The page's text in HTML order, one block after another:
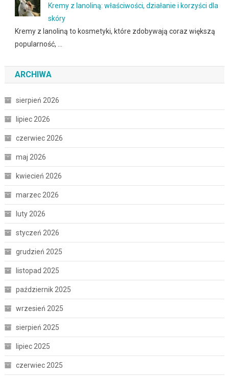
Kremy z lanoliną: właściwości, działanie i korzyści dla
skóry
Kremy z lanoliną to kosmetyki, które zdobywają coraz większą
popularność, …
ARCHIWA
sierpień 2026
lipiec 2026
czerwiec 2026
maj 2026
kwiecień 2026
marzec 2026
luty 2026
styczeń 2026
grudzień 2025
listopad 2025
październik 2025
wrzesień 2025
sierpień 2025
lipiec 2025
czerwiec 2025